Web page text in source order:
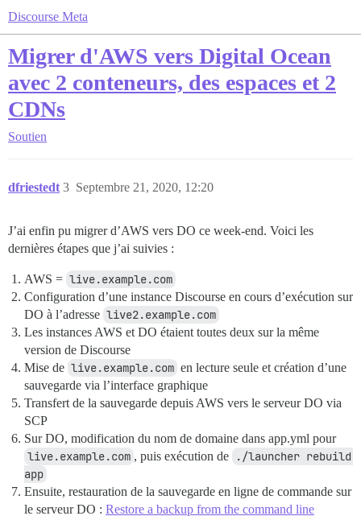
Discourse Meta
Migrer d'AWS vers Digital Ocean
avec 2 conteneurs, des espaces et 2
CDNs
Soutien
dfriestedt Septembre 21, 2020, 12:20
3
J’ai enfin pu migrer d’AWS vers DO ce week-end. Voici les
dernières étapes que j’ai suivies :
AWS = live.example.com
Configuration d’une instance Discourse en cours d’exécution sur
DO à l’adresse live2.example.com
Les instances AWS et DO étaient toutes deux sur la même
version de Discourse
Mise de live.example.com en lecture seule et création d’une
sauvegarde via l’interface graphique
Transfert de la sauvegarde depuis AWS vers le serveur DO via
SCP
Sur DO, modification du nom de domaine dans app.yml pour
live.example.com , puis exécution de
./launcher rebuild
app
Ensuite, restauration de la sauvegarde en ligne de commande sur
le serveur DO : Restore a backup from the command line